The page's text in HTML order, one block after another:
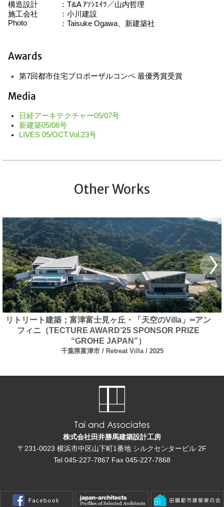
構造設計
T&A ｱｿｼｴｲﾂ／山内哲理
施工会社
小川建設
Photo
Taisuke Ogawa、新建築社
Awards
第7回都市住宅プロポーザルコンペ 最優秀賞受賞
Media
日経アーキテクチャー05/07号
新建築05/08号
LIVES 05/OCT.Vol.23号
Other Works
リトリート建築；富津富士見ヶ丘・「天空のVilla」∞アン
フィニ（TECTURE AWARD’25 SPONSOR PRIZE
“GROHE JAPAN”）
千葉県富津市 Retreat Villa 2025
株式会社田井勝馬建築設計工房
〒231-0023 横浜市中区山下町1番地 シルクセンタービル 2F
Tel 045-227-7867 Fax 045-227-7868